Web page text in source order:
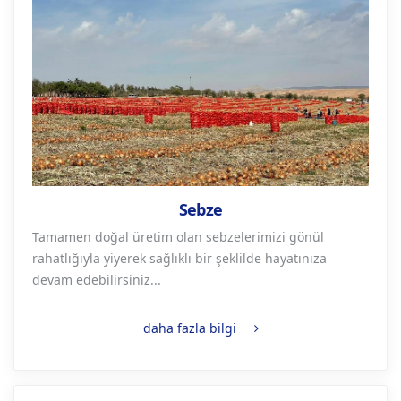
Sebze
Tamamen doğal üretim olan sebzelerimizi gönül
rahatlığıyla yiyerek sağlıklı bir şeklilde hayatınıza
devam edebilirsiniz...
daha fazla bilgi